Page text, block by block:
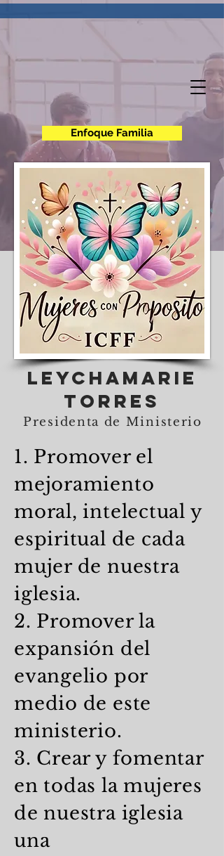
Enfoque Familia
Leychamarie
Torres
Presidenta de Ministerio
1. Promover el
mejoramiento
moral, intelectual y
espiritual de cada
mujer de nuestra
iglesia.
2. Promover la
expansión del
evangelio por
medio de este
ministerio.
3. Crear y fomentar
en todas la mujeres
de nuestra iglesia
una